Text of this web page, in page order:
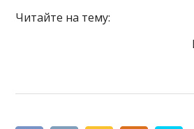
Читайте на тему: